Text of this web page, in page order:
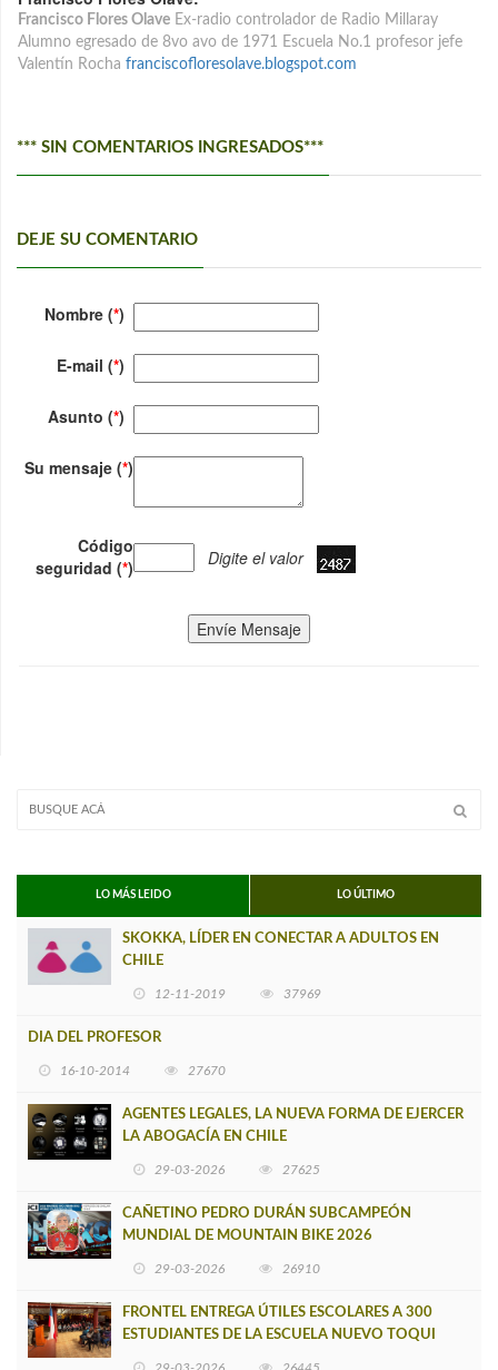
Francisco Flores Olave Ex-radio controlador de Radio Millaray
Alumno egresado de 8vo avo de 1971 Escuela No.1 profesor jefe
Valentín Rocha franciscofloresolave.blogspot.com
*** SIN COMENTARIOS INGRESADOS***
DEJE SU COMENTARIO
Nombre (*)
E-mail (*)
Asunto (*)
Su mensaje (*)
Código
seguridad (*) Digite el valor
Envíe Mensaje
LO MÁS LEIDO LO ÚLTIMO
SKOKKA, LÍDER EN CONECTAR A ADULTOS EN
CHILE
12-11-2019 37969
DIA DEL PROFESOR
16-10-2014 27670
AGENTES LEGALES, LA NUEVA FORMA DE EJERCER
LA ABOGACÍA EN CHILE
29-03-2026 27625
CAÑETINO PEDRO DURÁN SUBCAMPEÓN
MUNDIAL DE MOUNTAIN BIKE 2026
29-03-2026 26910
FRONTEL ENTREGA ÚTILES ESCOLARES A 300
ESTUDIANTES DE LA ESCUELA NUEVO TOQUI
29-03-2026 26445